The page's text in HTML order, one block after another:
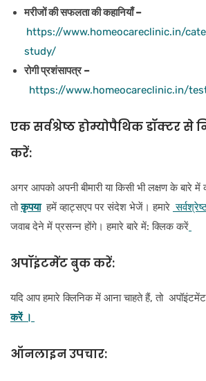
मरीजों की सफलता की कहानियाँ –
https://www.homeocareclinic.in/
study/
रोगी प्रशंसापत्र –
https://www.homeocareclinic.in/
एक सर्वश्रेष्ठ होम्योपैथिक डॉक्टर से
करें:
अगर आपको अपनी बीमारी या किसी भी लक्षण के बारे में
तोकृपयाहमें व्हाट्सएप पर संदेश भेजें। हमारे
जवाब देने में प्रसन्न होंगे। हमारे बारे में: क्लिक करें
अपॉइंटमेंट बुक करें:
यदि आप हमारे क्लिनिक में आना चाहते हैं, तो
करें ।
ऑनलाइन उपचार: